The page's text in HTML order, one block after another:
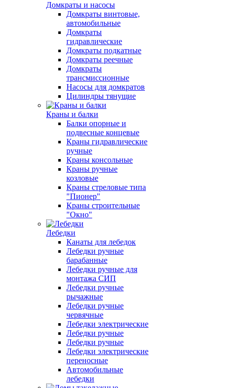
Домкраты и насосы
Домкраты винтовые,
автомобильные
Домкраты
гидравлические
Домкраты подкатные
Домкраты реечные
Домкраты
трансмиссионные
Насосы для домкратов
Цилиндры тянущие
Краны и балки
Балки опорные и
подвесные концевые
Краны гидравлические
ручные
Краны консольные
Краны ручные
козловые
Краны стреловые типа
"Пионер"
Краны строительные
"Окно"
Лебедки
Канаты для лебедок
Лебедки ручные
барабанные
Лебедки ручные для
монтажа СИП
Лебедки ручные
рычажные
Лебедки ручные
червячные
Лебедки электрические
Лебедки ручные
Лебедки ручные
Лебедки электрические
переносные
Автомобильные
лебедки